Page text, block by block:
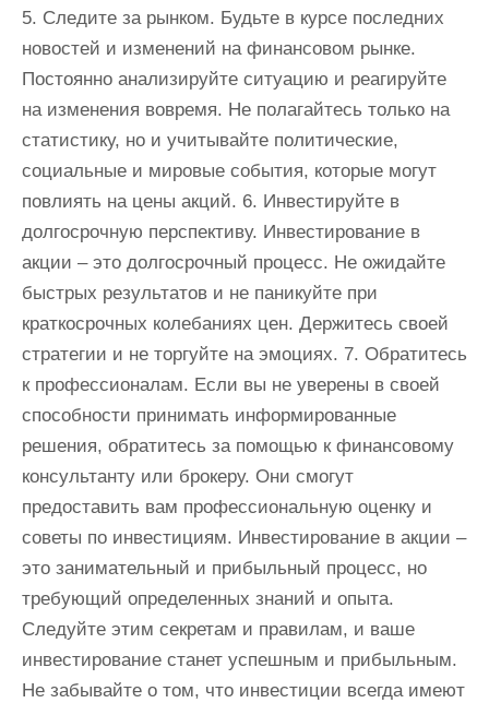
5. Следите за рынком. Будьте в курсе последних
новостей и изменений на финансовом рынке.
Постоянно анализируйте ситуацию и реагируйте
на изменения вовремя. Не полагайтесь только на
статистику, но и учитывайте политические,
социальные и мировые события, которые могут
повлиять на цены акций. 6. Инвестируйте в
долгосрочную перспективу. Инвестирование в
акции – это долгосрочный процесс. Не ожидайте
быстрых результатов и не паникуйте при
краткосрочных колебаниях цен. Держитесь своей
стратегии и не торгуйте на эмоциях. 7. Обратитесь
к профессионалам. Если вы не уверены в своей
способности принимать информированные
решения, обратитесь за помощью к финансовому
консультанту или брокеру. Они смогут
предоставить вам профессиональную оценку и
советы по инвестициям. Инвестирование в акции –
это занимательный и прибыльный процесс, но
требующий определенных знаний и опыта.
Следуйте этим секретам и правилам, и ваше
инвестирование станет успешным и прибыльным.
Не забывайте о том, что инвестиции всегда имеют